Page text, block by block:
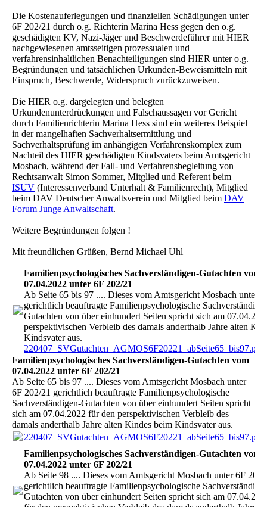
Die Kostenauferlegungen und finanziellen Schädigungen unter
6F 202/21 durch o.g. Richterin Marina Hess gegen den o.g.
geschädigten KV, Nazi-Jäger und Beschwerdeführer mit HIER
nachgewiesenen amtsseitigen prozessualen und
verfahrensinhaltlichen Benachteiligungen sind HIER unter o.g.
Begründungen und tatsächlichen Urkunden-Beweismitteln mit
Einspruch, Beschwerde, Widerspruch zurückzuweisen.
Die HIER o.g. dargelegten und belegten
Urkundenunterdrückungen und Falschaussagen vor Gericht
durch Familienrichterin Marina Hess sind ein weiteres Beispiel
in der mangelhaften Sachverhaltsermittlung und
Sachverhaltsprüfung im anhängigen Verfahrenskomplex zum
Nachteil des HIER geschädigten Kindsvaters beim Amtsgericht
Mosbach, während der Fall- und Verfahrensbegleitung von
Rechtsanwalt Simon Sommer, Mitglied und Referent beim
ISUV (Interessenverband Unterhalt & Familienrecht), Mitglied
beim DAV Deutscher Anwaltsverein und Mitglied beim DAV
Forum Junge Anwaltschaft.
Weitere Begründungen folgen !
Mit freundlichen Grüßen, Bernd Michael Uhl
Familienpsychologisches Sachverständigen-Gutachten vom
07.04.2022 unter 6F 202/21
Ab Seite 65 bis 97 .... Dieses vom Amtsgericht Mosbach unter
gerichtlich beauftragte Familienpsychologische
Gutachten von über einhundert Seiten spricht sich am
perspektivischen Verbleib des damals anderthalb Jahre alten
Kindsvater aus.
220407_SVGutachten_AGMOS6F20221_abSeite65_bis97.pdf
Familienpsychologisches Sachverständigen-Gutachten vom
07.04.2022 unter 6F 202/21
Ab Seite 65 bis 97 .... Dieses vom Amtsgericht Mosbach unter
6F 202/21 gerichtlich beauftragte Familienpsychologische
Sachverständigen-Gutachten von über einhundert Seiten spricht
sich am 07.04.2022 für den perspektivischen Verbleib des
damals anderthalb Jahre alten Kindes beim Kindsvater aus.
220407_SVGutachten_AGMOS6F20221_abSeite65_bis97.pdf
Familienpsychologisches Sachverständigen-Gutachten vom
07.04.2022 unter 6F 202/21
Ab Seite 98 .... Dieses vom Amtsgericht Mosbach unter 6F 202/
gerichtlich beauftragte Familienpsychologische
Gutachten von über einhundert Seiten spricht sich am